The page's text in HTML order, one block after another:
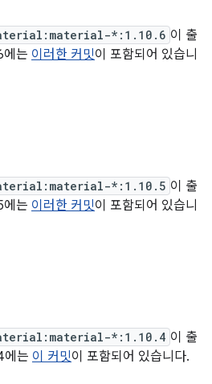
*:1.10.6 이 출
에는 이러한 커밋이 포함되어 있습니
*:1.10.5 이 출
에는 이러한 커밋이 포함되어 있습니
*:1.10.4 이 출
에는 이 커밋이 포함되어 있습니다.